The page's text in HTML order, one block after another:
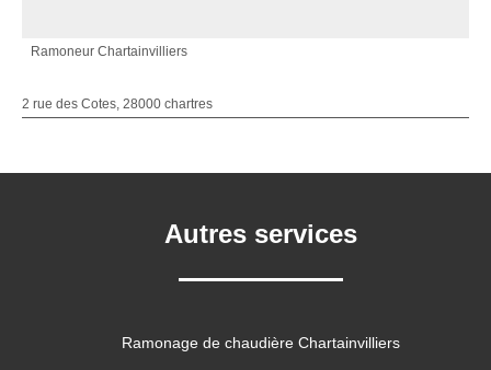
Ramoneur Chartainvilliers
2 rue des Cotes, 28000 chartres
Autres services
Ramonage de chaudière Chartainvilliers